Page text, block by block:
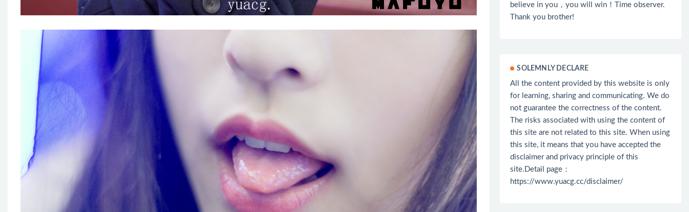
believe in you，you will win！Time observer.
Thank you brother!
SOLEMNLY DECLARE
All the content provided by this website is only
for learning, sharing and communicating. We do
not guarantee the correctness of the content.
The risks associated with using the content of
this site are not related to this site. When using
this site, it means that you have accepted the
disclaimer and privacy principle of this
site.Detail page：
https://www.yuacg.cc/disclaimer/